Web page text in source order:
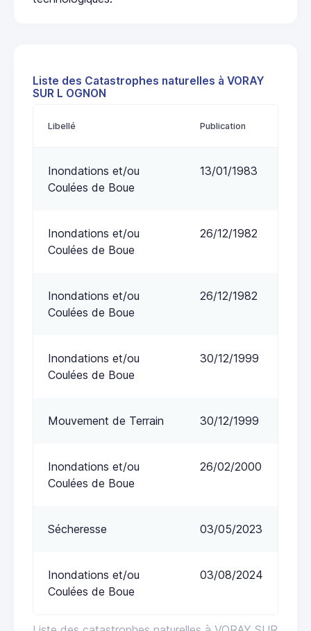
Liste des Catastrophes naturelles à VORAY
SUR L OGNON
Libellé Publication
Inondations et/ou
Coulées de Boue
13/01/1983
Inondations et/ou
Coulées de Boue
26/12/1982
Inondations et/ou
Coulées de Boue
26/12/1982
Inondations et/ou
Coulées de Boue
30/12/1999
Mouvement de Terrain 30/12/1999
Inondations et/ou
Coulées de Boue
26/02/2000
Sécheresse 03/05/2023
Inondations et/ou
Coulées de Boue
03/08/2024